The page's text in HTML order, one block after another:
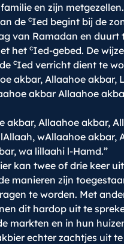
en zijn metgezellen.
de cIed begint bij de
van Ramadan en duurt
het cIed-gebed. De
cIed verricht dient te
akbar, Allaahoe akbar,
akbar Allaahoe
akbar, Allaahoe akbar,
wAllaahoe akbar,
wa lillaahi l-Hamd.”
kan twee of drie keer
manieren zijn
te worden. Met
dit hardop uit te
markten en in hun
echter zachtjes uit